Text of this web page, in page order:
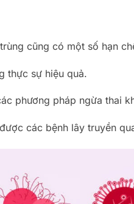
cũng có một số hạn
thực sự hiệu quả.
phương pháp ngừa thai
các bệnh lây truyền